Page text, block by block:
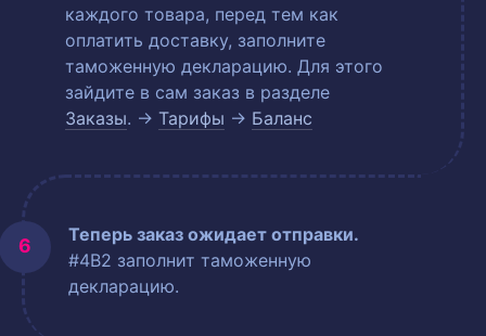
каждого товара, перед тем как
оплатить доставку, заполните
таможенную декларацию. Для этого
зайдите в сам заказ в разделе
Заказы. → Тарифы → Баланс
Теперь заказ ожидает отправки.
#4B2 заполнит таможенную
декларацию.